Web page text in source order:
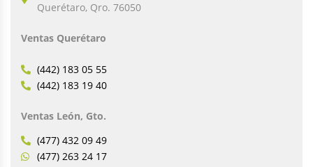
Querétaro, Qro. 76050
Ventas Querétaro
(442) 183 05 55
(442) 183 19 40
Ventas León, Gto.
(477) 432 09 49
(477) 263 24 17